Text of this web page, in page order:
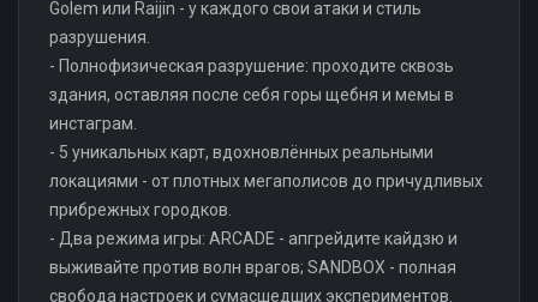
Golem или Raijin - у каждого свои атаки и стиль
разрушения.
- Полнофизическая разрушение: проходите сквозь
здания, оставляя после себя горы щебня и мемы в
инстаграм.
- 5 уникальных карт, вдохновлённых реальными
локациями - от плотных мегаполисов до причудливых
прибрежных городков.
- Два режима игры: ARCADE - апгрейдите кайдзю и
выживайте против волн врагов; SANDBOX - полная
свобода настроек и сумасшедших экспериментов.